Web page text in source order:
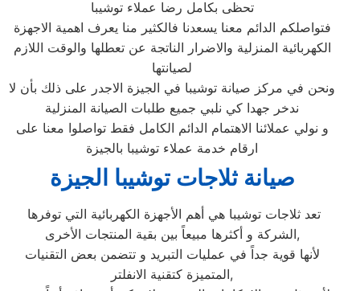
تحظى بكامل رضا عملاء توشيبا
فتواصلكم الدائم معنا يسعدنا فالكثير منا يعرف اهمية الاجهزة
الكهربائية المنزلية والاضرار الناتجة عن تعطلها والوقت اللازم
لصيانتها
ونحن في مركز صيانة توشيبا في الجيزة الاجدر على ذلك بأن لا
ندخر جهدا كي نلبي جميع طلبات الصيانة المنزلية
و نولي عملائنا الاهتمام الدائم الكامل فقط تواصلوا معنا على
ارقام خدمة عملاء توشيبا بالجيزة
صيانة ثلاجات توشيبا الجيزة
الشركة و أكثرها مبيعاً بين بقية المنتجات الأخرى,
لأنها قوية جداً في عمليات التبريد و تتضمن بعض التقنيات
المتميزة كتقنية الانفلتر,